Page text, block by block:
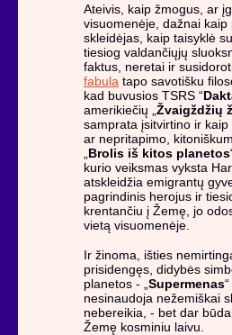
Ateivis, kaip žmogus, ar
visuomenėje, dažnai
skleidėjas, kaip taisyklė
tiesiog valdančiųjų
faktus, neretai ir
fabula tapo savotišku
kad buvusios TSRS “
amerikiečių „ Žvaigždžių
samprata įsitvirtino ir
ar nepritapimo,
Brolis iš kitos planetos
kurio veiksmas vyksta
atskleidžia emigrantų
pagrindinis herojus ir
krentančiu į Žemę, jo
vietą visuomenėje.
Ir žinoma, išties
prisidengęs, didybės
planetos - „ Supermenas
nesinaudoja nežemiškai
nebereikia, - bet dar
Žemę kosminiu laivu.